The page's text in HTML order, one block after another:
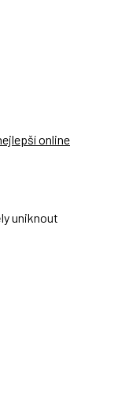
online
uniknout